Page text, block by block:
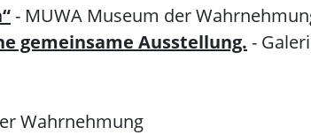
- MUWA Museum der
gemeinsame Ausstellung. -
Wahrnehmung